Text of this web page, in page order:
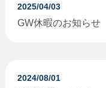
2025/04/03
GW休暇のお知らせ
2024/08/01